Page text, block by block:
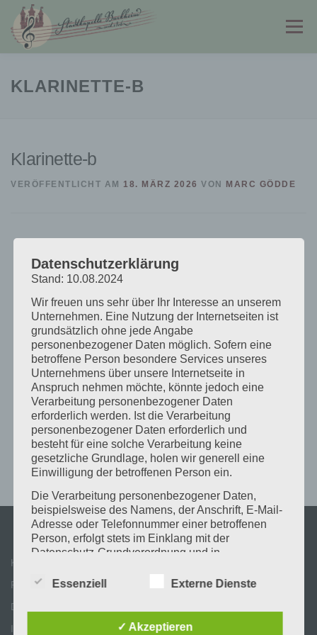
Inhalt
springen
Menü
STADTKAPELLE JUGENDKAPELLE
KLARINETTE-B
Klarinette-b
VERÖFFENTLICHT AM 18. MÄRZ 2026 VON MARC GÖDDE
Kontakt
Partner & Links
Datenschutz
Impressum
Datenschutzerklärung
Stand: 10.08.2024
Wir freuen uns sehr über Ihr Interesse an unserem
Unternehmen. Eine Nutzung der Internetseiten ist
grundsätzlich ohne jede Angabe
personenbezogener Daten möglich. Sofern eine
betroffene Person besondere Services unseres
Unternehmens über unsere Internetseite in
Anspruch nehmen möchte, könnte jedoch eine
Verarbeitung personenbezogener Daten
erforderlich werden. Ist die Verarbeitung
personenbezogener Daten erforderlich und
besteht für eine solche Verarbeitung keine
gesetzliche Grundlage, holen wir generell eine
Einwilligung der betroffenen Person ein.
Die Verarbeitung personenbezogener Daten,
beispielsweise des Namens, der Anschrift, E-Mail-
Adresse oder Telefonnummer einer betroffenen
Person, erfolgt stets im Einklang mit der
Datenschutz-Grundverordnung und in
landesspezifischen Datenschutzbestimmungen.
Unternehmen die Öffentlichkeit über Art, Umfang
und Zweck der von uns erhobenen, genutzten und
Essenziell Externe Dienste
✓ Akzeptieren